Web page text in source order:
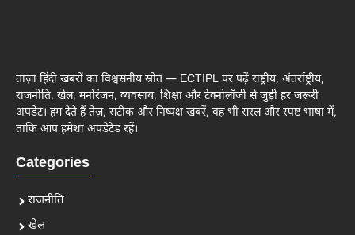
ताज़ा हिंदी खबरों का विश्वसनीय स्रोत — ECTIPL पर पढ़ें राष्ट्रीय, अंतर्राष्ट्रीय,
राजनीति, खेल, मनोरंजन, व्यवसाय, शिक्षा और टेक्नोलॉजी से जुड़ी हर जरूरी
अपडेट। हम देते हैं तेज़, सटीक और निष्पक्ष खबरें, वह भी सरल और स्पष्ट भाषा में,
ताकि आप हमेशा अपडेटेड रहें।
Categories
राजनीति
खेल